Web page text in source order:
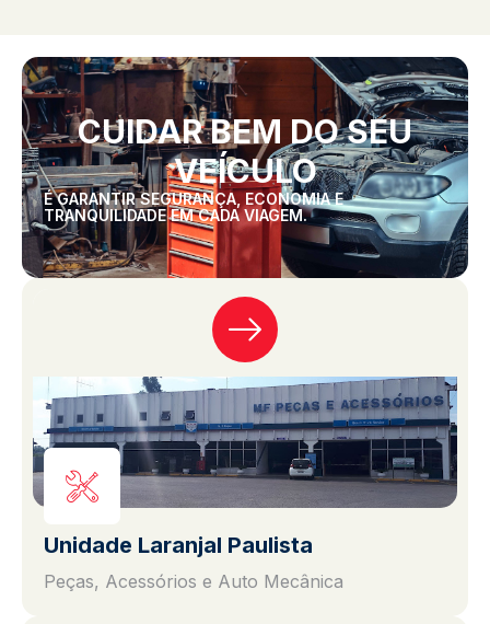
CUIDAR BEM DO SEU
VEÍCULO
É GARANTIR SEGURANÇA, ECONOMIA E
TRANQUILIDADE EM CADA VIAGEM.
Unidade Laranjal Paulista
Peças, Acessórios e Auto Mecânica